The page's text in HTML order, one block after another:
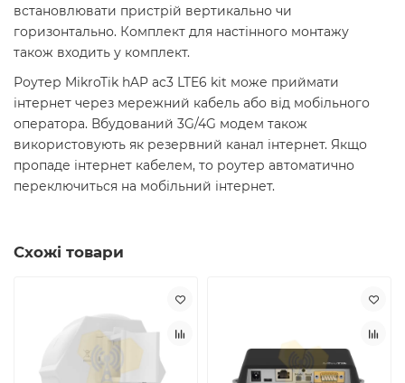
встановлювати пристрій вертикально чи
горизонтально. Комплект для настінного монтажу
також входить у комплект.
Роутер MikroTik hAP ac3 LTE6 kit може приймати
інтернет через мережний кабель або від мобільного
оператора. Вбудований 3G/4G модем також
використовують як резервний канал інтернет. Якщо
пропаде інтернет кабелем, то роутер автоматично
переключиться на мобільний інтернет.
Схожі товари